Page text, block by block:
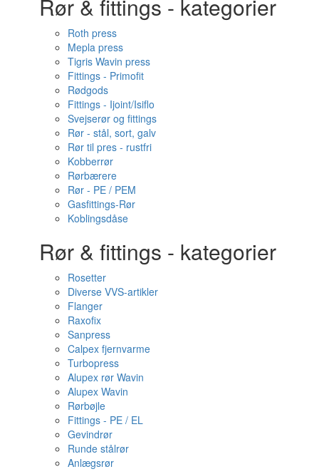
Rør & fittings - kategorier
Roth press
Mepla press
Tigris Wavin press
Fittings - Primofit
Rødgods
Fittings - Ijoint/Isiflo
Svejserør og fittings
Rør - stål, sort, galv
Rør til pres - rustfri
Kobberrør
Rørbærere
Rør - PE / PEM
Gasfittings-Rør
Koblingsdåse
Rør & fittings - kategorier
Rosetter
Diverse VVS-artikler
Flanger
Raxofix
Sanpress
Calpex fjernvarme
Turbopress
Alupex rør Wavin
Alupex Wavin
Rørbøjle
Fittings - PE / EL
Gevindrør
Runde stålrør
Anlægsrør